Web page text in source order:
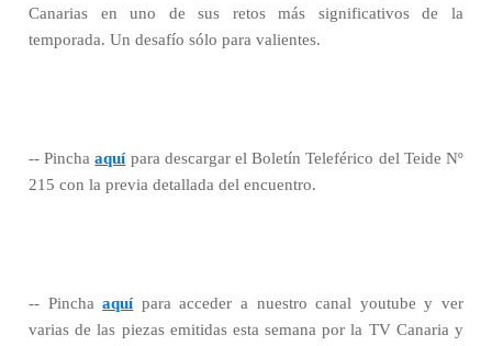
Canarias en uno de sus retos más significativos de la
temporada. Un desafío sólo para valientes.
-- Pinchaaquípara descargar el Boletín Teleférico del Teide Nº
215 con la previa detallada del encuentro.
-- Pinchaaquípara acceder a nuestro canal youtube y ver
varias de las piezas emitidas esta semana por la TV Canaria y